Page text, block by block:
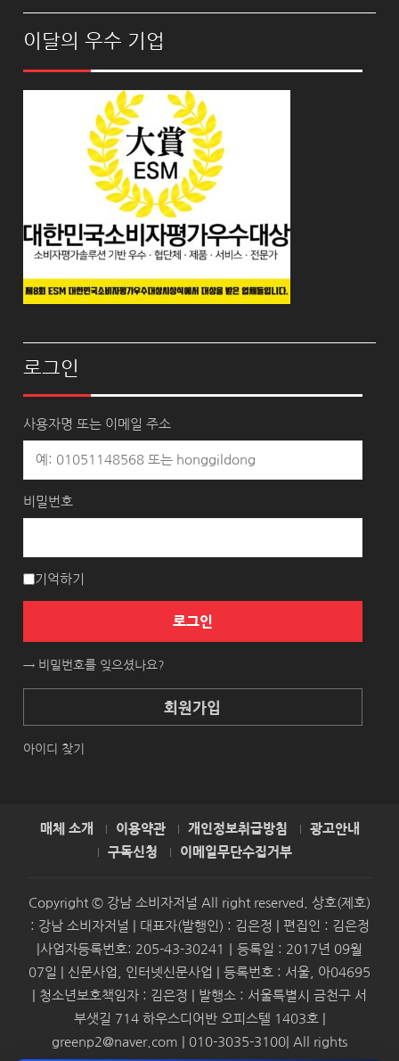
이달의 우수 기업
로그인
사용자명 또는 이메일 주소
비밀번호
기억하기
로그인
→ 비밀번호를 잊으셨나요?
회원가입
아이디 찾기
매체 소개 이용약관 개인정보취급방침
광고안내
구독신청
이메일무단수집거부
Copyright © 강남 소비자저널 All right reserved. 상호(제호)
: 강남 소비자저널 | 대표자(발행인) : 김은정 | 편집인 : 김은정
|사업자등록번호: 205-43-30241｜등록일 : 2017년 09월
07일 | 신문사업, 인터넷신문사업 | 등록번호 : 서울, 아04695
| 청소년보호책임자 : 김은정 | 발행소 : 서울특별시 금천구 서
부샛길 714 하우스디어반 오피스텔 1403호 |
greenp2@naver.com | 010-3035-3100| All rights